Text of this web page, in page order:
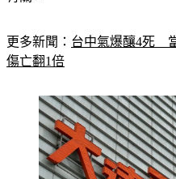
更多新聞： 台中氣爆釀4死　
傷亡翻1倍